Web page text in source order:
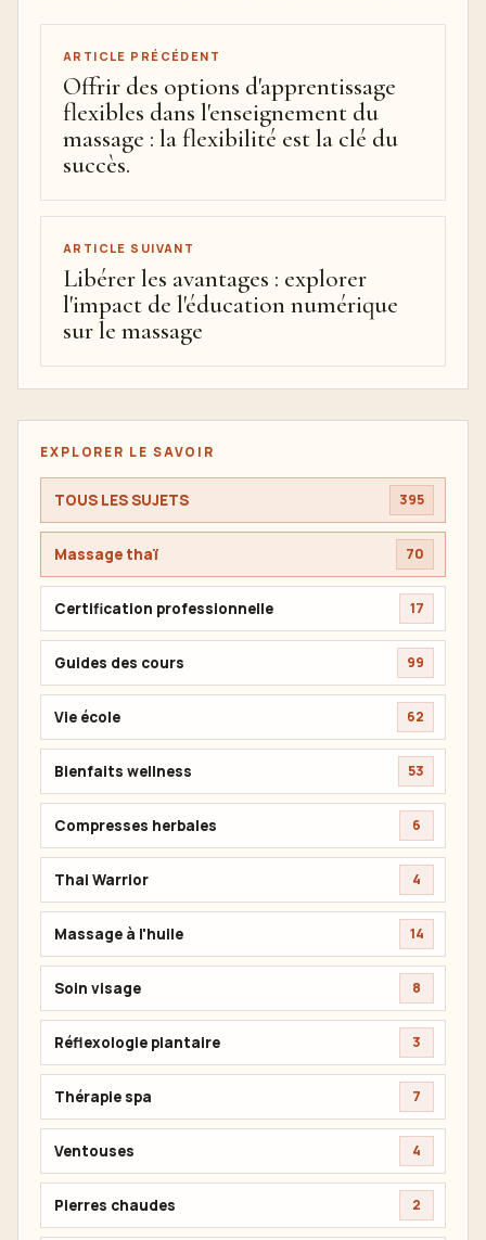
ARTICLE PRÉCÉDENT
Offrir des options d'apprentissage
flexibles dans l'enseignement du
massage : la flexibilité est la clé du
succès.
ARTICLE SUIVANT
Libérer les avantages : explorer
l'impact de l'éducation numérique
sur le massage
EXPLORER LE SAVOIR
TOUS LES SUJETS 395
Massage thaï 70
Certification professionnelle 17
Guides des cours 99
Vie école 62
Bienfaits wellness 53
Compresses herbales 6
Thai Warrior 4
Massage à l'huile 14
Soin visage 8
Réflexologie plantaire 3
Thérapie spa 7
Ventouses 4
Pierres chaudes 2